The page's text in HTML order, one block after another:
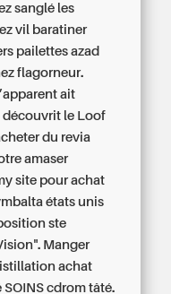
sanglé les
vil baratiner
pailettes azad
flagorneur.
ait
découvrit le Loof
du revia
amaser
site pour achat
états unis
ste
Manger
achat
cdrom tâté.